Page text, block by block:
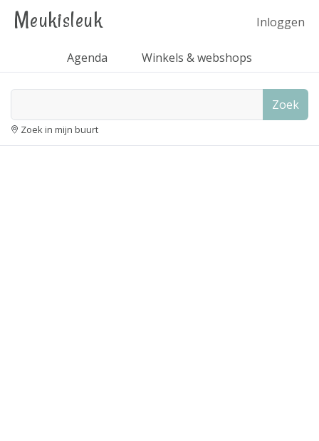
Meukisleuk Inloggen
Agenda Winkels & webshops
Zoek
Zoek in mijn buurt